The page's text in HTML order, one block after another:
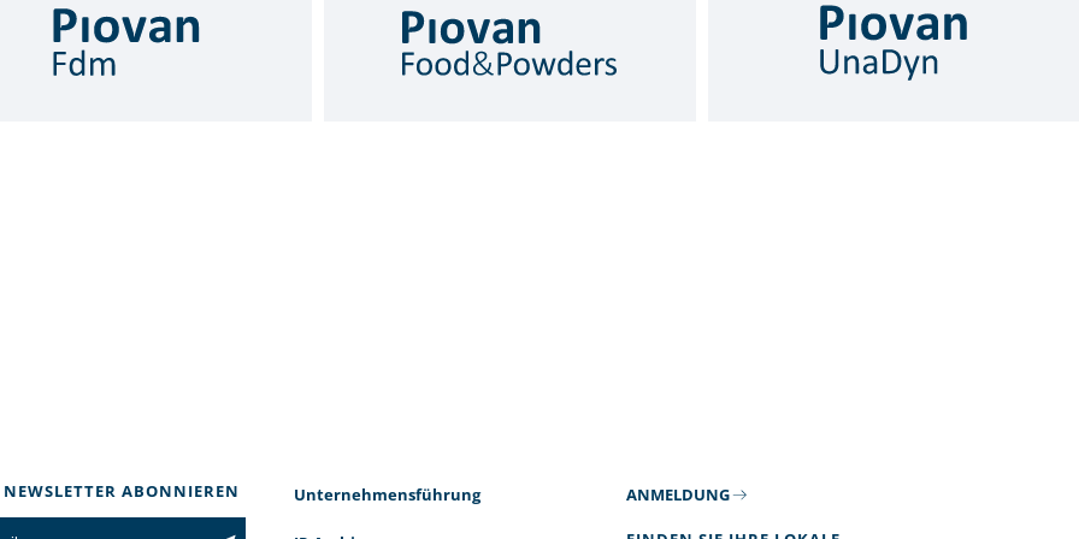
ABONNIEREN Unternehmensführung ANMELDUNG